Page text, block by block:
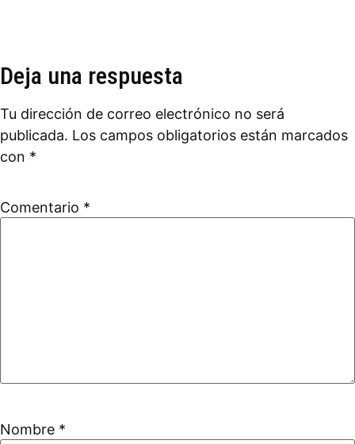
Deja una respuesta
Tu dirección de correo electrónico no será
publicada. Los campos obligatorios están marcados
con *
Comentario *
Nombre *